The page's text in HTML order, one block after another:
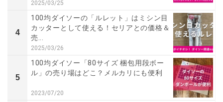
2025/03/25
4
100均ダイソーの「ルレット」はミシン目
カッターとして使える！セリアとの価格＆
売...
2025/03/26
5
100均ダイソー「80サイズ 梱包用段ボー
ル」の売り場はどこ？メルカリにも便利
2023/07/20